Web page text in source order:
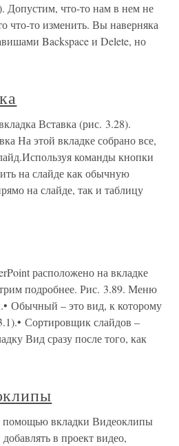
Допустим, что-то нам в нем не
что-то изменить. Вы наверняка
Backspace и Delete, но
Вставка (рис. 3.28).
На этой вкладке собрано все,
команды кнопки
на слайде как обычную
на слайде, так и таблицу
расположено на вкладке
подробнее. Рис. 3.89. Меню
Обычный – это вид, к которому
Сортировщик слайдов –
Вид сразу после того, как
вкладки Видеоклипы
в проект видео,